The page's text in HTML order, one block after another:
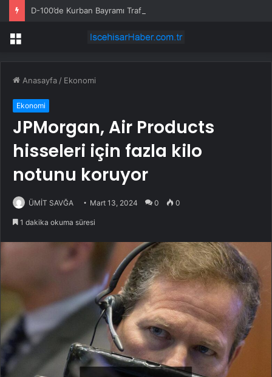
D-100’de Kurban Bayramı Trafik Yoğunluğu
Menü
Anasayfa / Ekonomi
Ekonomi
JPMorgan, Air Products
hisseleri için fazla kilo
notunu koruyor
ÜMİT SAVĞA Mart 13, 2024 0 0
1 dakika okuma süresi